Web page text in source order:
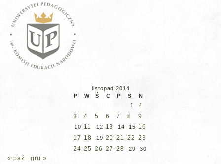
listopad 2014
P
W Ś C P S
N
1
2
3
4 5 6 7 8 9
10 11 12 13 14 15 16
17 18 19 20 21 22 23
24 25 26 27 28 29 30
« paź gru »